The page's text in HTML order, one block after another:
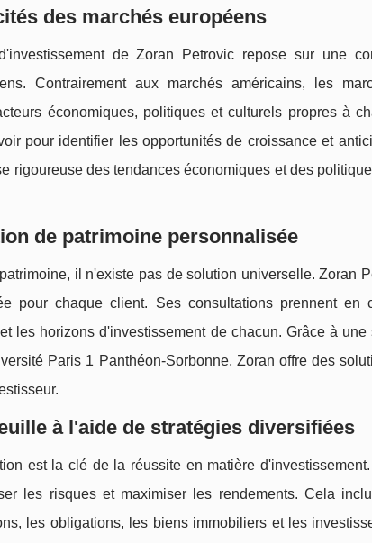
des marchés européens
de Zoran Petrovic repose sur une
Contrairement aux marchés américains, les
économiques, politiques et culturels propres à
pour identifier les opportunités de croissance et
rigoureuse des tendances économiques et des
de patrimoine personnalisée
il n'existe pas de solution universelle. Zoran
pour chaque client. Ses consultations prennent en
les horizons d'investissement de chacun. Grâce à
Paris 1 Panthéon-Sorbonne, Zoran offre des
à l'aide de stratégies diversifiées
est la clé de la réussite en matière
les risques et maximiser les rendements. Cela
les obligations, les biens immobiliers et les